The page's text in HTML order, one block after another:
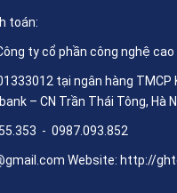
toán:
ty cổ phần công nghệ cao
tại ngân hàng
– CN Trần Thái Tông, Hà
- 0987.093.852
Website: http://